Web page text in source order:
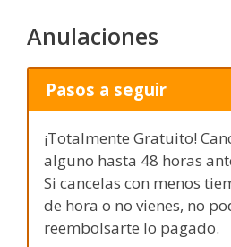
Anulaciones
Pasos a seguir
¡Totalmente Gratuito!
alguno hasta 48 horas
Si cancelas con menos
de hora o no vienes, no
reembolsarte lo pagado.